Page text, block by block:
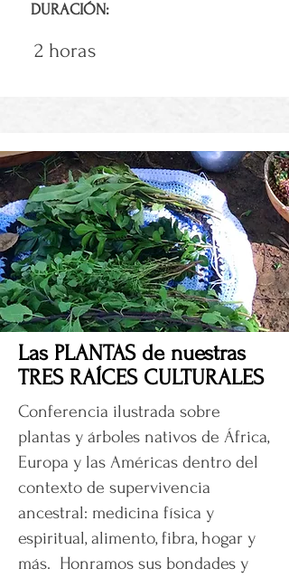
DURACIÓN:
2 horas
Las PLANTAS de nuestras
TRES RAÍCES CULTURALES
Conferencia ilustrada sobre
plantas y árboles nativos de África,
Europa y las Américas dentro del
contexto de supervivencia
ancestral: medicina física y
espiritual, alimento, fibra, hogar y
más. Honramos sus bondades y